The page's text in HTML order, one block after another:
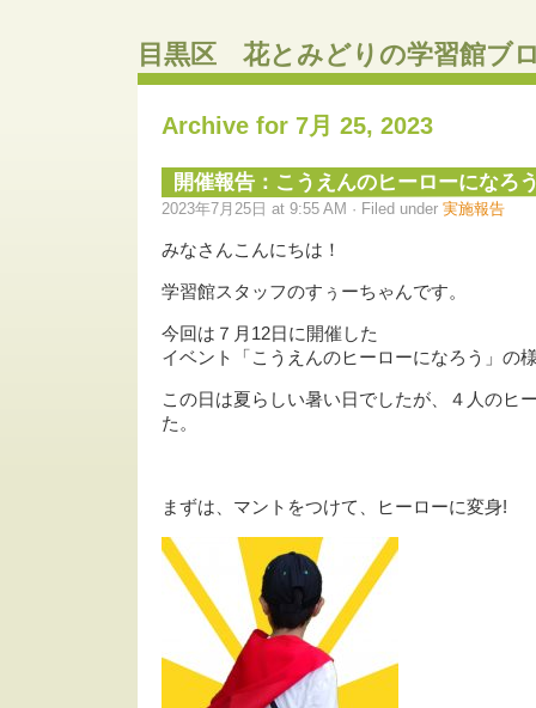
目黒区 花とみどりの学習館ブ
Archive for 7月 25, 2023
開催報告：こうえんのヒーローになろ
2023年7月25日 at 9:55 AM · Filed under 実施報告
みなさんこんにちは！
学習館スタッフのすぅーちゃんです。
今回は７月12日に開催した
イベント「こうえんのヒーローになろう」の
この日は夏らしい暑い日でしたが、４人のヒ
た。
まずは、マントをつけて、ヒーローに変身!